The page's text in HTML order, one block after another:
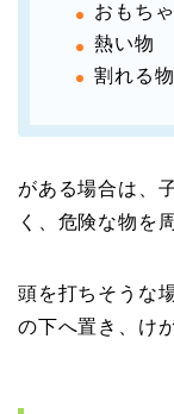
おもちゃ
熱い物
割れる物
がある場合は、
く、危険な物を
頭を打ちそうな
の下へ置き、け